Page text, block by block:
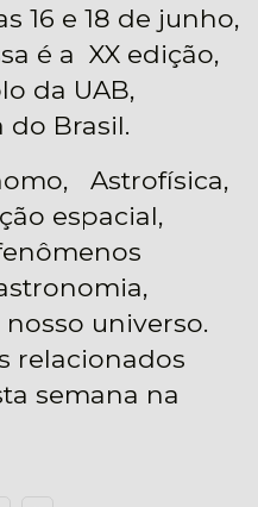
16 e 18 de junho,
é a XX edição,
da UAB,
do Brasil.
Astrofísica,
espacial,
universo.
relacionados
semana na